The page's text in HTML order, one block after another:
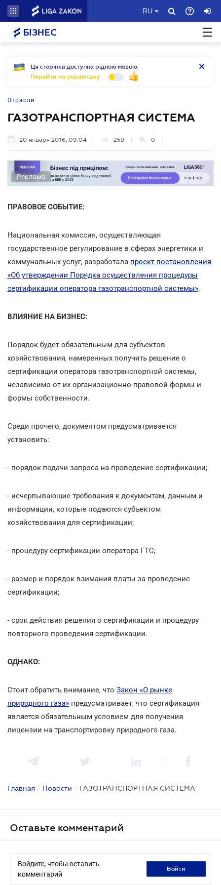
RU
БІЗНЕС
Ця сторінка доступна рідною мовою.
Перейти на українську
Отрасли
ГАЗОТРАНСПОРТНАЯ СИСТЕМА
20 января 2016, 09:04 259 0
Реклама
ПРАВОВОЕ СОБЫТИЕ:
Национальная комиссия, осуществляющая
государственное регулирование в сферах энергетики и
коммунальных услуг, разработала проект постановления
«Об утверждении Порядка осуществления процедуры
сертификации оператора газотранспортной системы».
ВЛИЯНИЕ НА БИЗНЕС:
Порядок будет обязательным для субъектов
хозяйствования, намеренных получить решение о
сертификации оператора газотранспортной системы,
независимо от их организационно-правовой формы и
формы собственности.
Среди прочего, документом предусматривается
установить:
- порядок подачи запроса на проведение сертификации;
- исчерпывающие требования к документам, данным и
информации, которые подаются субъектом
хозяйствования для сертификации;
- процедуру сертификации оператора ГТС;
- размер и порядок взимания платы за проведение
сертификации;
- срок действия решения о сертификации и процедуру
повторного проведения сертификации.
ОДНАКО:
Стоит обратить внимание, что Закон «О рынке
природного газа» предусматривает, что сертификация
является обязательным условием для получения
лицензии на транспортировку природного газа.
Главная / Новости / ГАЗОТРАНСПОРТНАЯ СИСТЕМА
Оставьте комментарий
Войдите, чтобы оставить
комментарий
войти